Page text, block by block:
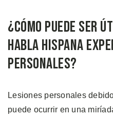
¿Cómo Puede ser
Habla Hispana
Personales?
Lesiones personales
puede ocurrir en una